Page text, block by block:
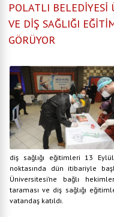
POLATLI BELEDİYESİ
VE DİŞ SAĞLIĞI
GÖRÜYOR
diş sağlığı eğitimleri 13
noktasında dün itibariyle
Üniversitesi’ne bağlı
taraması ve diş sağlığı
vatandaş katıldı.